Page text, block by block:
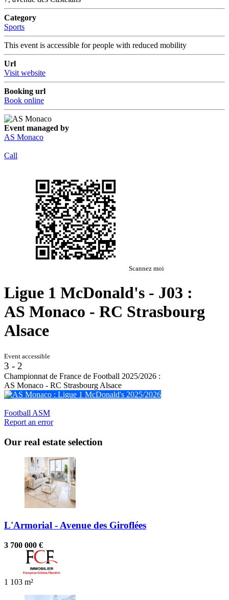
Category
Sports
This event is accessible for people with reduced mobility
Url
Visit website
Booking url
Book online
Event managed by
AS Monaco
Call
Scannez moi
Ligue 1 McDonald's - J03 :
AS Monaco - RC Strasbourg
Alsace
Event accessible
3 - 2
Championnat de France de Football 2025/2026 :
AS Monaco - RC Strasbourg Alsace
Football ASM
Report an error
Our real estate selection
L'Armorial - Avenue des Giroflées
3 700 000 €
1 103 m²